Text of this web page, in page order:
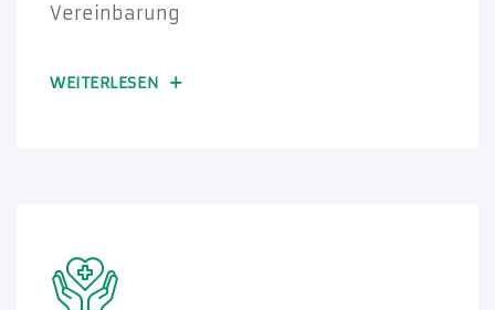
Vereinbarung
WEITERLESEN